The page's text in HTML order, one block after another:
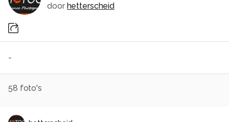
door hetterscheid
-
58 foto's